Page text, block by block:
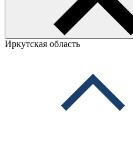
Иркутская область